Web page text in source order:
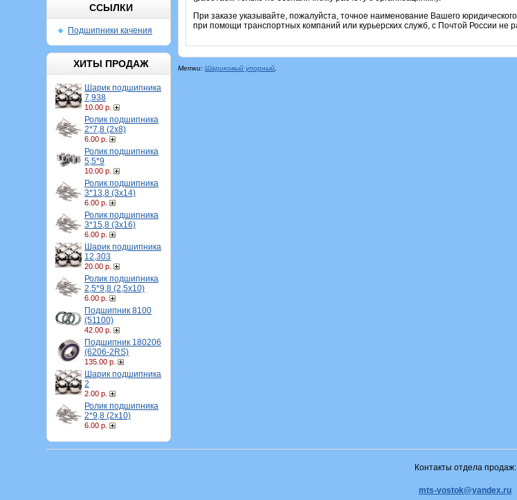
ССЫЛКИ
Подшипники качения
ХИТЫ ПРОДАЖ
Шарик подшипника
7,938
10.00 р.
Ролик подшипника
2*7,8 (2х8)
6.00 р.
Ролик подшипника
5,5*9
10.00 р.
Ролик подшипника
3*13,8 (3х14)
6.00 р.
Ролик подшипника
3*15,8 (3х16)
6.00 р.
Шарик подшипника
12,303
20.00 р.
Ролик подшипника
2,5*9,8 (2,5х10)
6.00 р.
Подшипник 8100
(51100)
42.00 р.
Подшипник 180206
(6206-2RS)
135.00 р.
Шарик подшипника
2
2.00 р.
Ролик подшипника
2*9,8 (2х10)
6.00 р.
При заказе указывайте, пожалуйста, точное наименование Вашего
при помощи транспортных компаний или курьерских служб, с Почтой России не
Метки: Шариковый упорный
Контакты отдела продаж:
mts-vostok@yandex.ru